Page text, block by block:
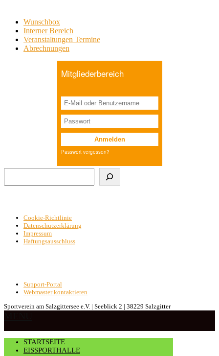
Wunschbox
Interner Bereich
Veranstaltungen Termine
Abrechnungen
Cookie-Richtlinie
Datenschutzerklärung
Impressum
Haftungsausschluss
Support-Portal
Webmaster kontaktieren
Sportverein am Salzgittersee e.V. | Seeblick 2 | 38229 Salzgitter
STARTSEITE
EISSPORTHALLE